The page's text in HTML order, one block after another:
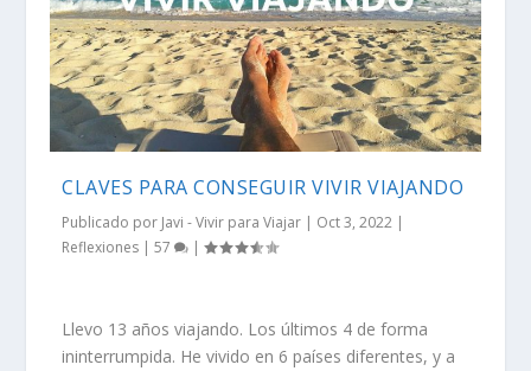
CLAVES PARA CONSEGUIR VIVIR VIAJANDO
Publicado por Javi - Vivir para Viajar | Oct 3, 2022 |
Reflexiones |57 |
Llevo 13 años viajando. Los últimos 4 de forma
ininterrumpida. He vivido en 6 países diferentes, y a